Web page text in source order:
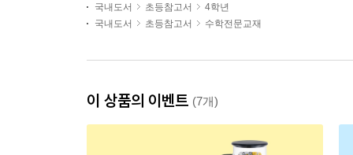
국내도서
초등참고서
4학년
국내도서
초등참고서 수학전문교재
이 상품의 이벤트 (7개)